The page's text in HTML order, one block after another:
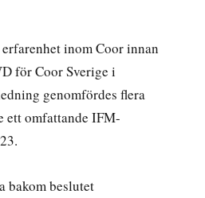
inom Coor innan
för Coor Sverige i
genomfördes flera
ett omfattande IFM-
bakom beslutet